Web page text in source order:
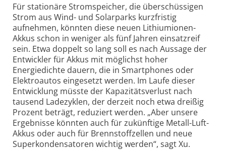
Für stationäre Stromspeicher, die überschüssigen
Strom aus Wind- und Solarparks kurzfristig
aufnehmen, könnten diese neuen Lithiumionen-
Akkus schon in weniger als fünf Jahren einsatzreif
sein. Etwa doppelt so lang soll es nach Aussage der
Entwickler für Akkus mit möglichst hoher
Energiedichte dauern, die in Smartphones oder
Elektroautos eingesetzt werden. Im Laufe dieser
Entwicklung müsste der Kapazitätsverlust nach
tausend Ladezyklen, der derzeit noch etwa dreißig
Prozent beträgt, reduziert werden. „Aber unsere
Ergebnisse könnten auch für zukünftige Metall-Luft-
Akkus oder auch für Brennstoffzellen und neue
Superkondensatoren wichtig werden“, sagt Xu.